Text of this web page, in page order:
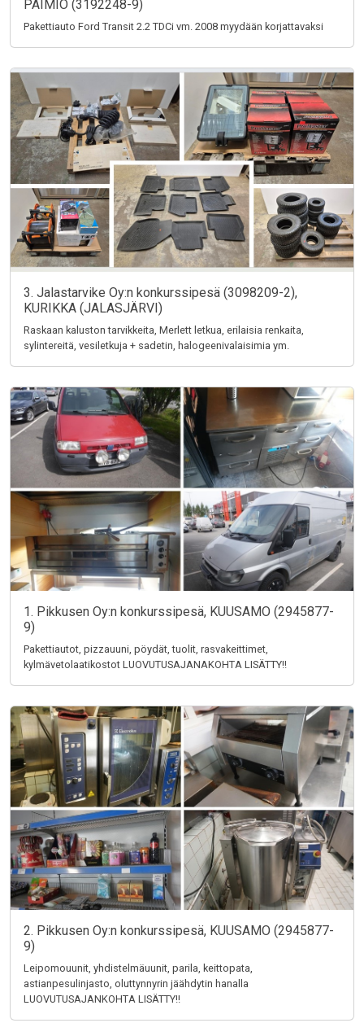
PAIMIO (3192248-9)
Pakettiauto Ford Transit 2.2 TDCi vm. 2008 myydään korjattavaksi
3. Jalastarvike Oy:n konkurssipesä (3098209-2),
KURIKKA (JALASJÄRVI)
Raskaan kaluston tarvikkeita, Merlett letkua, erilaisia renkaita,
sylintereitä, vesiletkuja + sadetin, halogeenivalaisimia ym.
1. Pikkusen Oy:n konkurssipesä, KUUSAMO (2945877-
9)
Pakettiautot, pizzauuni, pöydät, tuolit, rasvakeittimet,
kylmävetolaatikostot LUOVUTUSAJANAKOHTA LISÄTTY!!
2. Pikkusen Oy:n konkurssipesä, KUUSAMO (2945877-
9)
Leipomouunit, yhdistelmäuunit, parila, keittopata,
astianpesulinjasto, oluttynnyrin jäähdytin hanalla
LUOVUTUSAJANKOHTA LISÄTTY!!